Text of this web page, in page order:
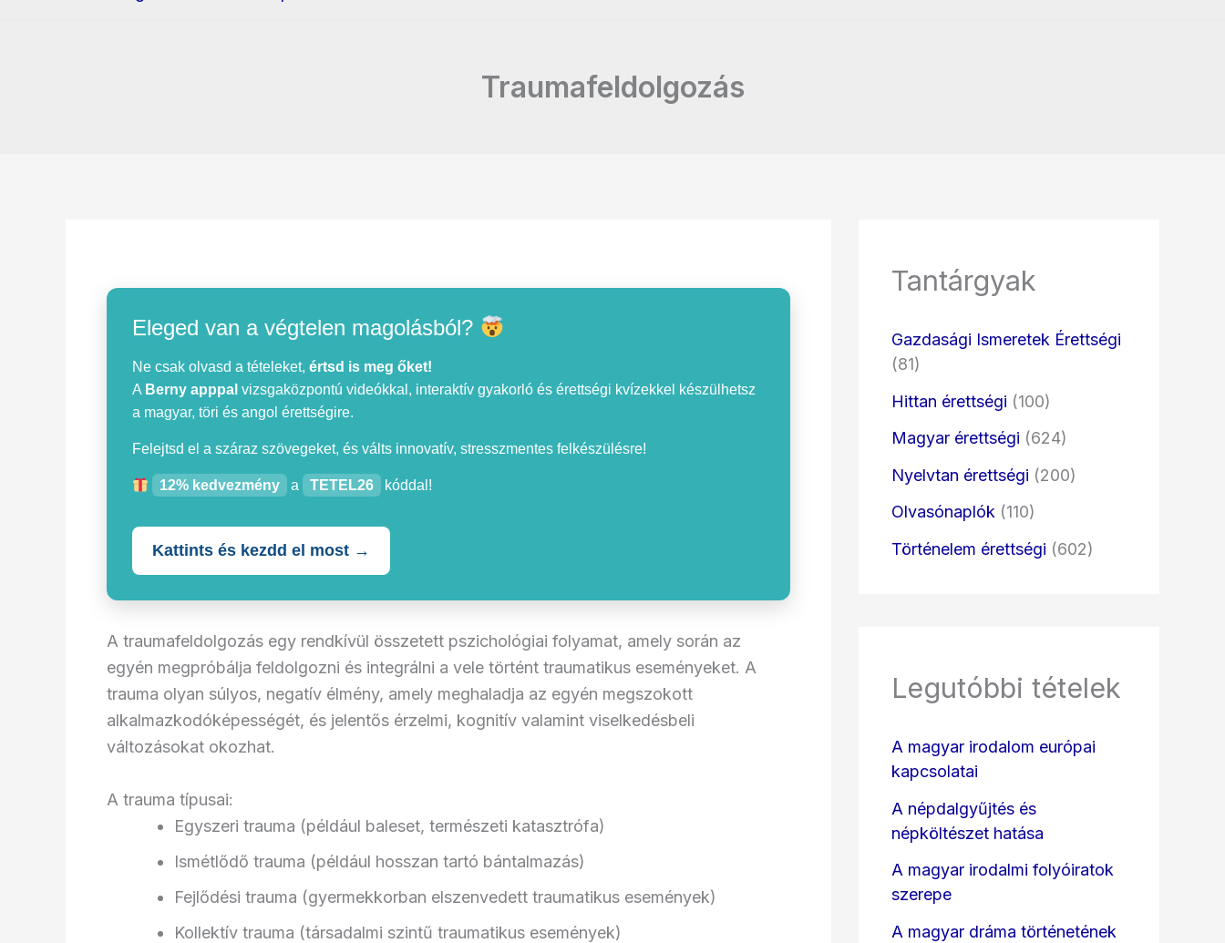
Traumafeldolgozás
Eleged van a végtelen magolásból?
Ne csak olvasd a tételeket, értsd is meg őket!
A Berny apppal vizsgaközpontú videókkal, interaktív gyakorló és érettségi kvízekkel készülhetsz
a magyar, töri és angol érettségire.
Felejtsd el a száraz szövegeket, és válts innovatív, stresszmentes felkészülésre!
12% kedvezmény a TETEL26 kóddal!
Kattints és kezdd el most →
A traumafeldolgozás egy rendkívül összetett pszichológiai folyamat, amely során az
egyén megpróbálja feldolgozni és integrálni a vele történt traumatikus eseményeket. A
trauma olyan súlyos, negatív élmény, amely meghaladja az egyén megszokott
alkalmazkodóképességét, és jelentős érzelmi, kognitív valamint viselkedésbeli
változásokat okozhat.
A trauma típusai:
Egyszeri trauma (például baleset, természeti katasztrófa)
Ismétlődő trauma (például hosszan tartó bántalmazás)
Fejlődési trauma (gyermekkorban elszenvedett traumatikus események)
Kollektív trauma (társadalmi szintű traumatikus események)
Tantárgyak
Gazdasági Ismeretek Érettségi
(81)
Hittan érettségi (100)
Magyar érettségi (624)
Nyelvtan érettségi (200)
Olvasónaplók (110)
Történelem érettségi (602)
Legutóbbi tételek
A magyar irodalom európai
kapcsolatai
A népdalgyűjtés és
népköltészet hatása
A magyar irodalmi folyóiratok
szerepe
A magyar dráma történetének